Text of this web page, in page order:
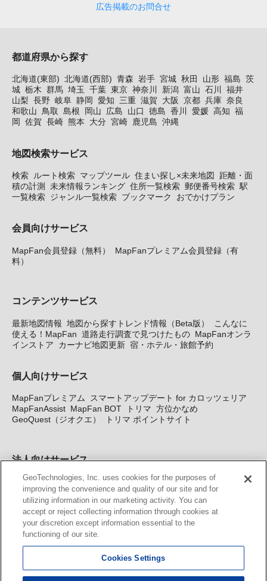
広告掲載のお問合せ
都道府県から探す
北海道(東部) 北海道(西部) 青森 岩手 宮城 秋田 山形 福島 茨
城 栃木 群馬 埼玉 千葉 東京 神奈川 新潟 富山 石川
福井
山梨 長野 岐阜 静岡 愛知 三重 滋賀 大阪 京都 兵庫 奈良
和歌山 鳥取 島根 岡山 広島 山口 徳島 香川 愛媛 高知 福
岡
佐賀 長崎 熊本 大分 宮崎 鹿児島 沖縄
地図検索サービス
検索 ルート検索 マップツール 住まい探し×未来地図
距離・面
積の計測
未来情報ランキング 住所一覧検索 郵便番号検索 駅
一覧検索 ジャンル一覧検索 ブックマーク おでかけプラン
会員向けサービス
MapFan会員登録（無料）
MapFanプレミアム会員登録（有
料）
コンテンツサービス
最新地図情報 地図から探すトレンド情報（Beta版）
こんなに
使える！MapFan 道路走行調査で見つけたもの MapFanオンラ
インストア
カーナビ地図更新 宿・ホテル・旅館予約
個人向けサービス
MapFanプレミアム
スマートアップデート for カロッツェリア
MapFanAssist MapFan BOT トリマ 方位かなめ
GeoQuest（ジオクエ）
トリマ ポイントサイト
法人向けサービス
法人向け地図・位置情報サービス WEBサイト・システム向け地
図API Windows PC向け地図開発キット MapFan DB 住所確認
サービス
MAP WORLD+ トリマ広告 Geo-Research
カーナビ地図更新サービス
MapFan スマートメンバーズ
KENWOOD MapFan Club
GeoTechnologies, Inc. uses cookies for the purposes of
improving the convenience and quality of our site and for
utilizing information in our marketing activity. You can
accept or reject collecting information through cookies at
your discretion except information essential to the
functioning of our site.
Cookies Settings